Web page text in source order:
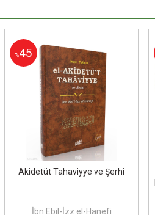
%45
Akidetüt Tahaviyye ve Şerhi
İbn Ebil-İzz el-Hanefi